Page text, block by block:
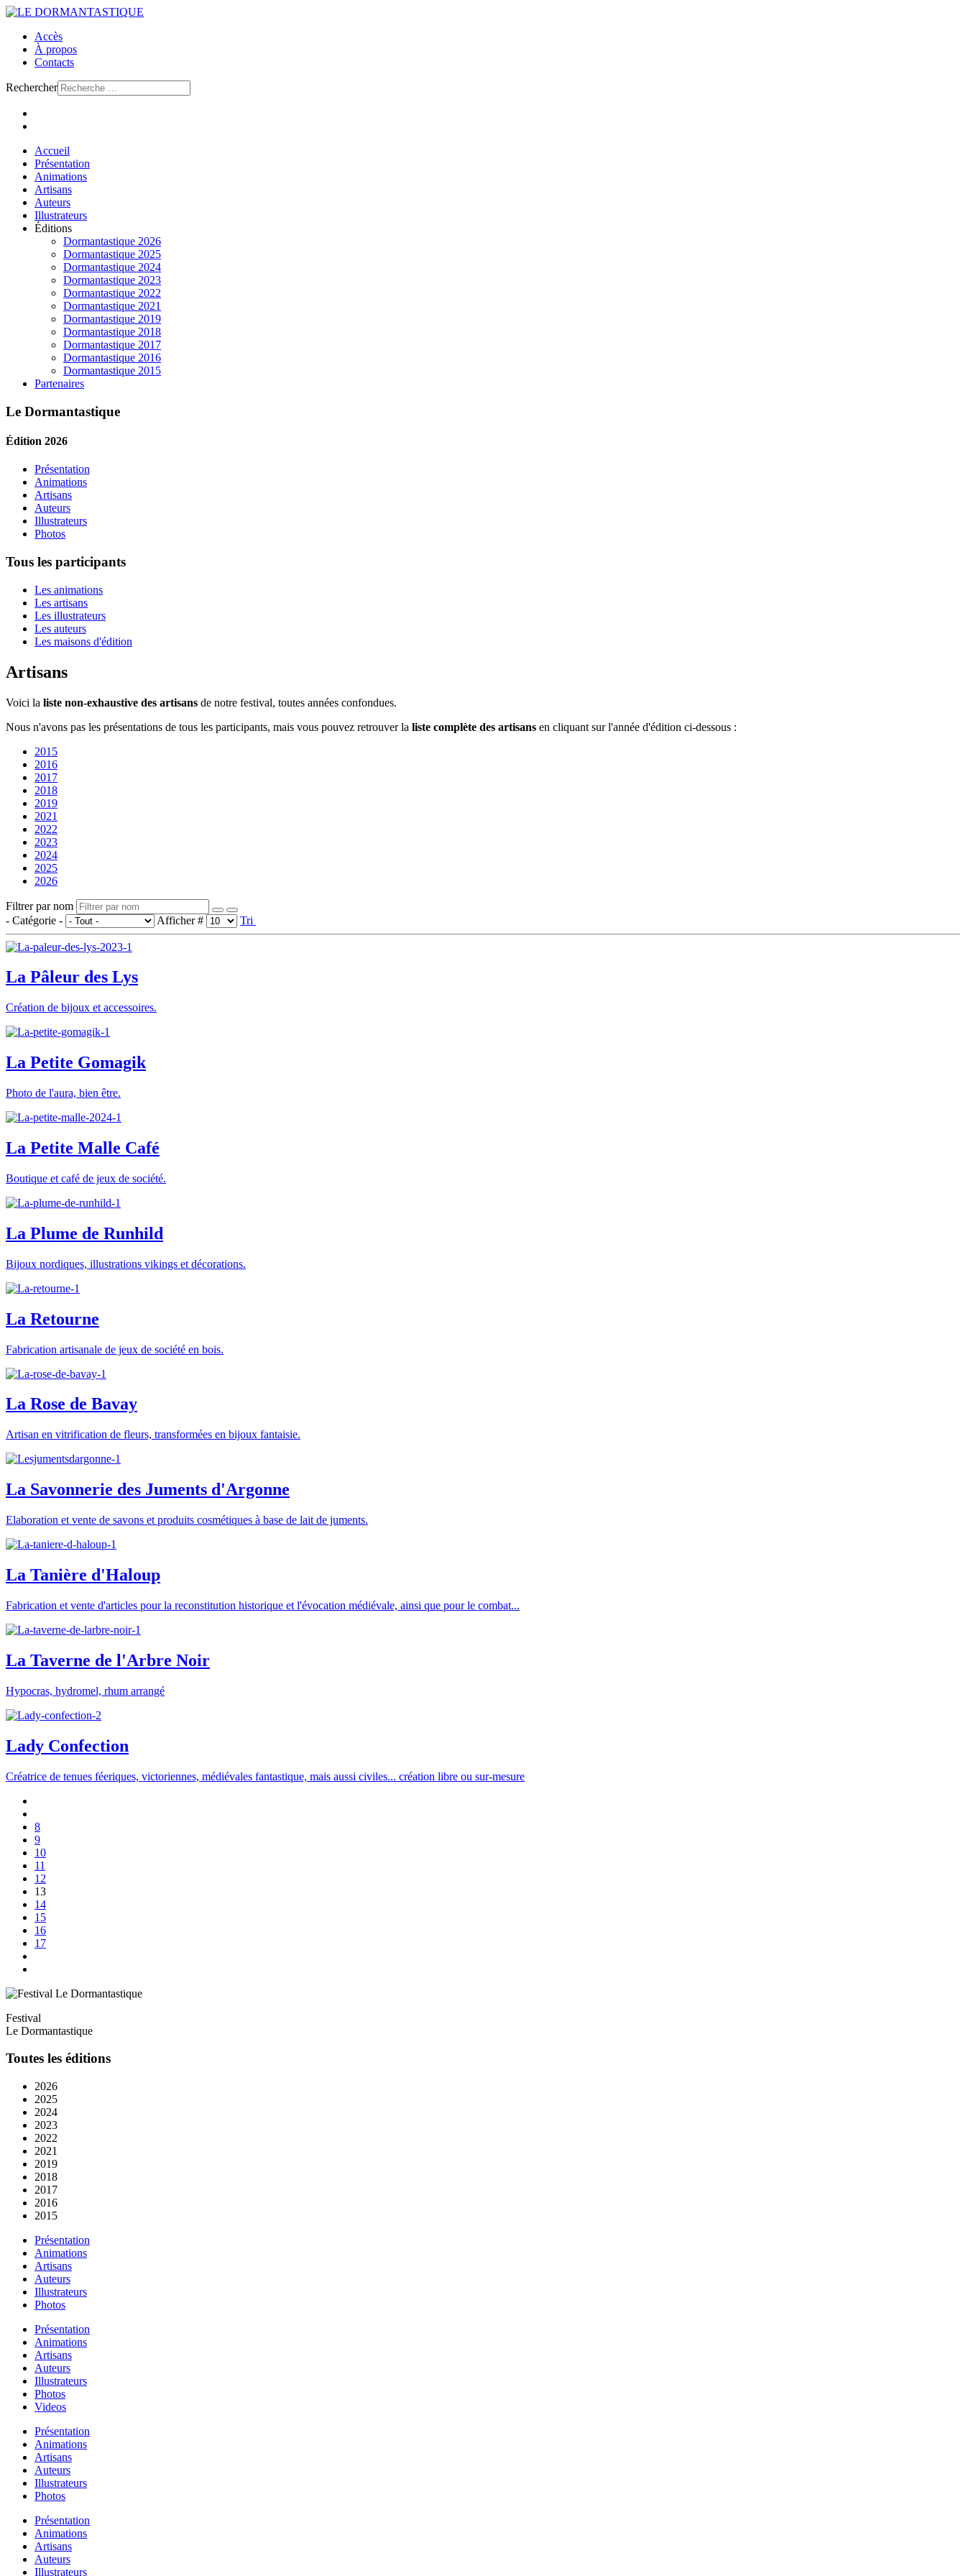
Accès
À propos
Contacts
Rechercher
Accueil
Présentation
Animations
Artisans
Auteurs
Illustrateurs
Éditions
Dormantastique 2026
Dormantastique 2025
Dormantastique 2024
Dormantastique 2023
Dormantastique 2022
Dormantastique 2021
Dormantastique 2019
Dormantastique 2018
Dormantastique 2017
Dormantastique 2016
Dormantastique 2015
Partenaires
Le Dormantastique
Édition 2026
Présentation
Animations
Artisans
Auteurs
Illustrateurs
Photos
Tous les participants
Les animations
Les artisans
Les illustrateurs
Les auteurs
Les maisons d'édition
Artisans
Voici la liste non-exhaustive des artisans de notre festival, toutes années confondues.
Nous n'avons pas les présentations de tous les participants, mais vous pouvez retrouver la liste complète des artisans en cliquant sur l'année d'édition ci-dessous :
2015
2016
2017
2018
2019
2021
2022
2023
2024
2025
2026
Filtrer par nom
- Catégorie -
Afficher # Tri
La Pâleur des Lys
Création de bijoux et accessoires.
La Petite Gomagik
Photo de l'aura, bien être.
La Petite Malle Café
Boutique et café de jeux de société.
La Plume de Runhild
Bijoux nordiques, illustrations vikings et décorations.
La Retourne
Fabrication artisanale de jeux de société en bois.
La Rose de Bavay
Artisan en vitrification de fleurs, transformées en bijoux fantaisie.
La Savonnerie des Juments d'Argonne
Elaboration et vente de savons et produits cosmétiques à base de lait de juments.
La Tanière d'Haloup
Fabrication et vente d'articles pour la reconstitution historique et l'évocation médiévale, ainsi que pour le combat...
La Taverne de l'Arbre Noir
Hypocras, hydromel, rhum arrangé
Lady Confection
Créatrice de tenues féeriques, victoriennes, médiévales fantastique, mais aussi civiles... création libre ou sur-mesure
8
9
10
11
12
13
14
15
16
17
Festival
Le Dormantastique
Toutes les éditions
2026
2025
2024
2023
2022
2021
2019
2018
2017
2016
2015
Présentation
Animations
Artisans
Auteurs
Illustrateurs
Photos
Présentation
Animations
Artisans
Auteurs
Illustrateurs
Photos
Videos
Présentation
Animations
Artisans
Auteurs
Illustrateurs
Photos
Présentation
Animations
Artisans
Auteurs
Illustrateurs